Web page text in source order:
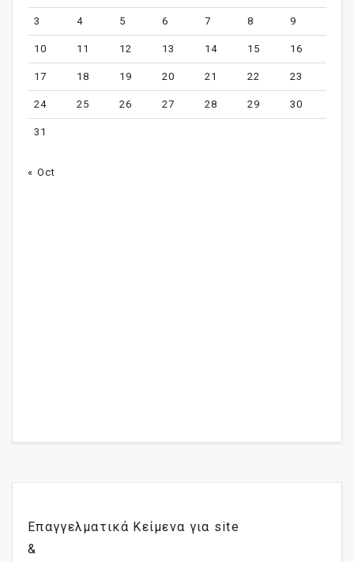
3 4 5 6 7 8 9
10 11 12 13 14 15 16
17 18 19 20 21 22 23
24 25 26 27 28 29 30
31
« Oct
Επαγγελματικά Κείμενα για site
&